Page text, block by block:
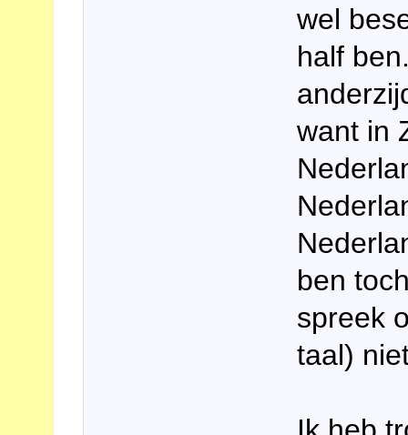
wel
half
want in
ben
spreek
taal)